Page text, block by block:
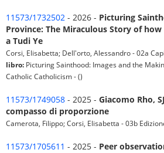
11573/1732502 - 2026 - Picturing
Province: The Miraculous Story of how
a Tudi Ye
Corsi, Elisabetta; Dell'orto, Alessandro - 02a
libro: Picturing Sainthood: Images and the
Catholic Catholicism - ()
11573/1749058 - 2025 - Giacomo Rho,
compasso di proporzione
Camerota, Filippo; Corsi, Elisabetta - 03b
11573/1705611 - 2025 - Peer